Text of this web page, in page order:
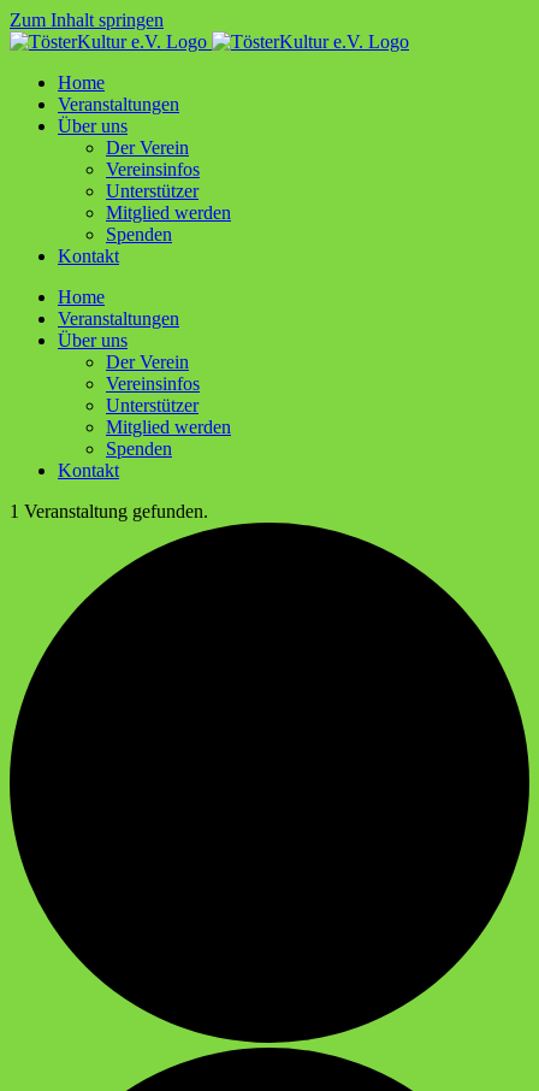
Zum Inhalt springen
Home
Ver­an­stal­tun­gen
Über uns
Der Ver­ein
Ver­ein­sin­fos
Unter­stüt­zer
Mit­glied werden
Spen­den
Kon­takt
Home
Ver­an­stal­tun­gen
Über uns
Der Ver­ein
Ver­ein­sin­fos
Unter­stüt­zer
Mit­glied werden
Spen­den
Kon­takt
1 Veranstaltung gefunden.